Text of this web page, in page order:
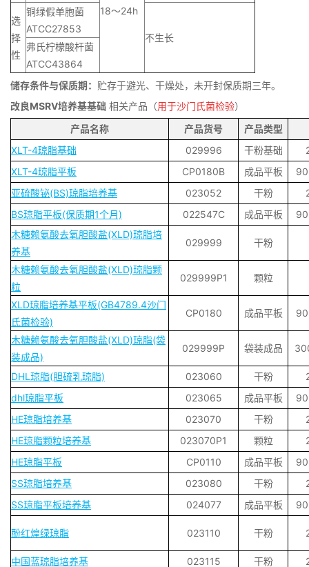
18～24h
选
择
性
铜绿假单胞菌
ATCC27853
不生长
弗氏柠檬酸杆菌
ATCC43864
储存条件与保质期： 贮存于避光、干燥处，未开封保质期三年。
改良MSRV培养基基础 相关产品（用于沙门氏菌检验）
产品名称
产品货号
产品类型
XLT-4琼脂基础
029996 干粉基础
XLT-4琼脂平板
CP0180B 成品平板
亚硫酸铋(BS)琼脂培养基
023052 干粉
BS琼脂平板(保质期1个月)
022547C 成品平板
木糖赖氨酸去氧胆酸盐(XLD)琼脂培
养基
029999 干粉
木糖赖氨酸去氧胆酸盐(XLD)琼脂颗
粒
029999P1 颗粒
XLD琼脂培养基平板(GB4789.4沙门
氏菌检验)
CP0180 成品平板
木糖赖氨酸去氧胆酸盐(XLD)琼脂(袋
装成品)
029999P 袋装成品
DHL琼脂(胆硫乳琼脂) 023060 干粉
dhl琼脂平板
023065 成品平板
HE琼脂培养基
023070 干粉
HE琼脂颗粒培养基
023070P1 颗粒
HE琼脂平板
CP0110 成品平板
SS琼脂培养基
023080 干粉
SS琼脂平板培养基
024077 成品平板
酚红煌绿琼脂 023110 干粉
中国蓝琼脂培养基 023115 干粉